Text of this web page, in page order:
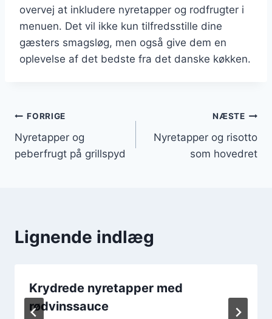
overvej at inkludere nyretapper og rodfrugter i
menuen. Det vil ikke kun tilfredsstille dine
gæsters smagsløg, men også give dem en
oplevelse af det bedste fra det danske køkken.
Indlægsnavigation
FORRIGE
Nyretapper og
peberfrugt på grillspyd
NÆSTE
Nyretapper og risotto
som hovedret
Lignende indlæg
Krydrede nyretapper med
rødvinssauce